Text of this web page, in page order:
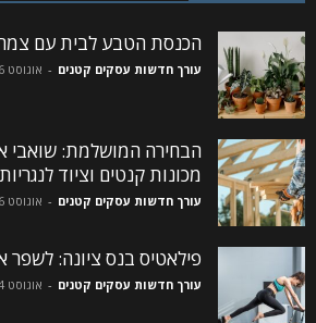
הכנסת הטבע לבית עם
עורך חדשות עסקים קטנים - אוגוסט 6, 2026
הבחירה המושלמת: שואבי
מכונות קנטים וציוד לנגריות
עורך חדשות עסקים קטנים - אוגוסט 6, 2026
פילאטיס בנס ציונה: לשפר
עורך חדשות עסקים קטנים - אוגוסט 4, 2026